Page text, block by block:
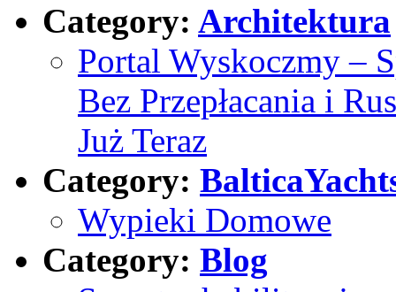
Category: Architektura
Portal Wyskoczmy –
Bez Przepłacania i
Już Teraz
Category:
Wypieki Domowe
Category: Blog